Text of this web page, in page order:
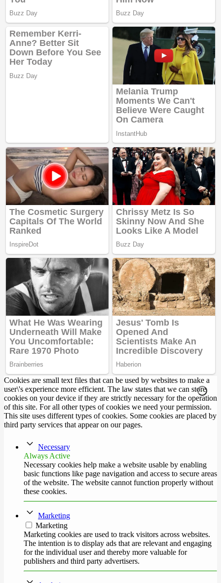
Cookies are small text files that can be used by websites to make a
user\'s experience more efficient. The law states that we can store
cookies on your device if they are strictly necessary for the operation
of this site. For all other types of cookies we need your permission.
This site uses different types of cookies. Some cookies are placed by
third party services that appear on our pages.
Necessary
Always Active
Necessary cookies help make a website usable by enabling
basic functions like page navigation and access to secure areas
of the website. The website cannot function properly without
these cookies.
Marketing
Marketing
Marketing cookies are used to track visitors across websites.
The intention is to display ads that are relevant and engaging
for the individual user and thereby more valuable for
publishers and third party advertisers.